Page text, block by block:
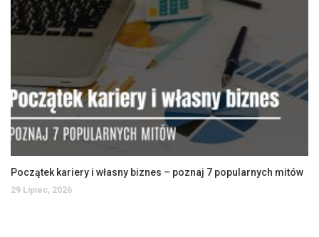
Początek kariery i własny biznes – poznaj 7 popularnych mitów
29 Lipiec, 2026